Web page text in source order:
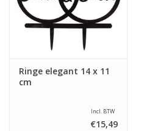
Ringe elegant 14 x 11
cm
Incl. BTW
€15,49